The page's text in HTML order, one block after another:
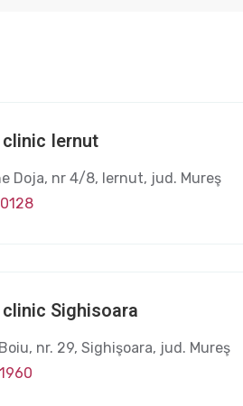
Iernut
Doja, nr 4/8, Iernut, jud. Mureş
Sighisoara
nr. 29, Sighişoara, jud. Mureş